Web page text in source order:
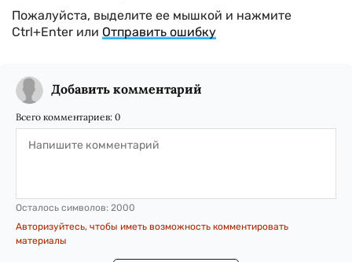
Пожалуйста, выделите ее мышкой и нажмите
Ctrl+Enter или Отправить ошибку
Добавить комментарий
Всего комментариев: 0
Осталось символов: 2000
Авторизуйтесь, чтобы иметь возможность комментировать
материалы